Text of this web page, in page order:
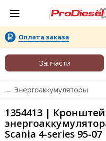
Оплата заказа
Запчасти
← Энергоаккумуляторы
1354413 |
Scania 4-series 95-07